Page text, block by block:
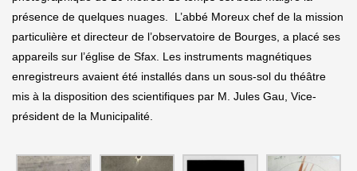
présence de quelques nuages. L’abbé Moreux chef de la mission
particulière et directeur de l’observatoire de Bourges, a placé ses
appareils sur l’église de Sfax. Les instruments magnétiques
enregistreurs avaient été installés dans un sous-sol du théâtre
mis à la disposition des scientifiques par M. Jules Gau, Vice-
président de la Municipalité.